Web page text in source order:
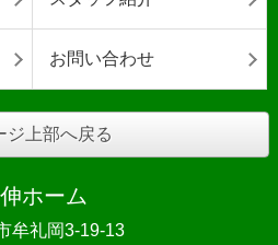
お問い合わせ
ジ上部へ戻る
ホーム
牟礼岡3-19-13